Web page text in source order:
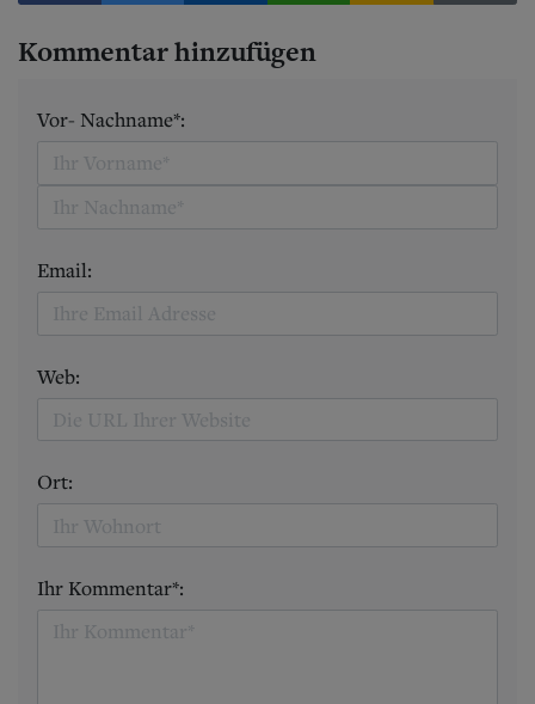
Kommentar hinzufügen
Vor- Nachname*:
Email:
Web:
Ort:
Ihr Kommentar*: